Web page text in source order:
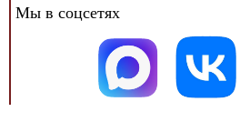
Мы в соцсетях